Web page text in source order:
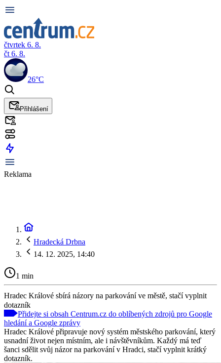
čtvrtek 6. 8.
čt 6. 8.
26°C
Přihlášení
Reklama
Hradecká Drbna
14. 12. 2025, 14:40
1 min
Hradec Králové sbírá názory na parkování ve městě, stačí vyplnit
dotazník
Přidejte si obsah Centrum.cz do oblíbených zdrojů pro Google
hledání a Google zprávy
Hradec Králové připravuje nový systém městského parkování, který
usnadní život nejen místním, ale i návštěvníkům. Každý má teď
šanci sdělit svůj názor na parkování v Hradci, stačí vyplnit krátký
dotazník.